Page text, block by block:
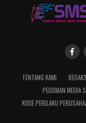
TENTANG KAMI
PEDOMAN MEDIA
KODE PERILAKU